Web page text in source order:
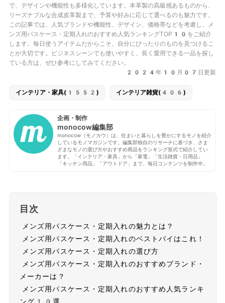
で、デザインや機能性も多様化しています。本革製の高級感あるものから、
リーズナブルな合成皮革製まで、予算や好みに応じて選べるのも魅力です。
この記事では、人気ブランドや機能性、デザイン、価格帯などを考慮し、メ
ンズ用パスケース・定期入れのおすすめ人気ランキングTOP10をご紹介
します。毎日使うアイテムだからこそ、自分にぴったりのものを見つけるこ
とが大切です。ビジネスシーンでも使いやすく、長く愛用できる一品を探し
ている方は、ぜひ参考にしてみてください。
2024年10月07日更新
インテリア・家具(1552) インテリア雑貨(406)
企画・制作
monocow編集部
monocow（モノカウ）は、住まいと暮らしを豊かにするモノを紹介
しているモノマガジンです。編集部独自のリサーチに基づき、さま
ざまなモノの選び方やおすすめ商品をランキング形式で紹介してい
ます。「インテリア・家具」から「家電」「生活雑貨・日用品」
「キッチン用品」「アウトドア」まで、毎日コンテンツを制作中。
目次
メンズ用パスケース・定期入れの魅力とは？
メンズ用パスケース・定期入れのベストバイはこれ！
メンズ用パスケース・定期入れの選び方
メンズ用パスケース・定期入れのおすすめブランド・
メーカーは？
メンズ用パスケース・定期入れのおすすめ人気ランキ